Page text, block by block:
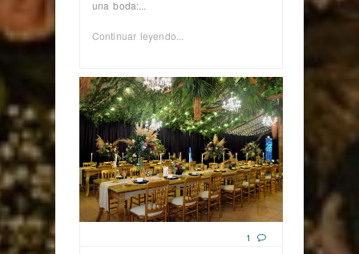
una boda:...
Continuar leyendo...
1